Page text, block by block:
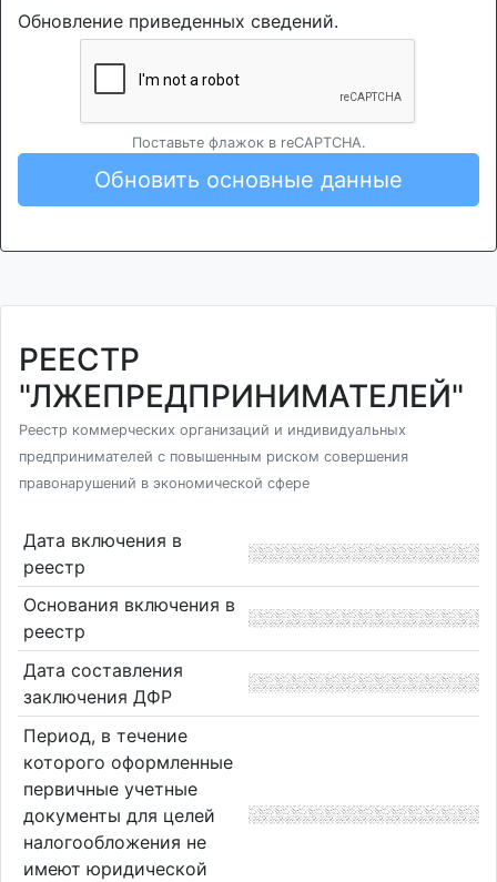
Обновление приведенных сведений.
Поставьте флажок в reCAPTCHA.
Обновить основные данные
РЕЕСТР
"ЛЖЕПРЕДПРИНИМАТЕЛЕЙ"
Реестр коммерческих организаций и индивидуальных
предпринимателей с повышенным риском совершения
правонарушений в экономической сфере
Дата включения в
реестр
Основания включения в
реестр
Дата составления
заключения ДФР
Период, в течение
которого оформленные
первичные учетные
документы для целей
налогообложения не
имеют юридической